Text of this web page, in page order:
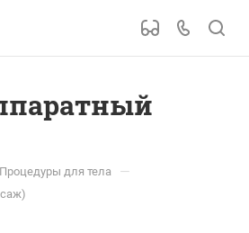
Процедуры для тела —